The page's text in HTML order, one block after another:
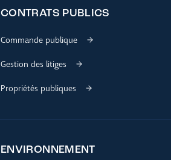
CONTRATS PUBLICS
Commande publique
Gestion des litiges
Propriétés publiques
ENVIRONNEMENT